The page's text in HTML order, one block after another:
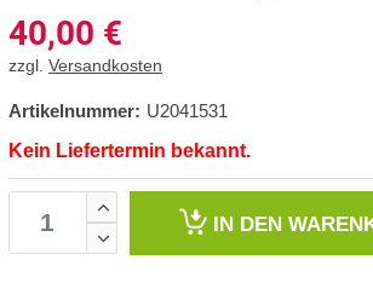
40,00 €
zzgl. Versandkosten
Artikelnummer: U2041531
Kein Liefertermin bekannt.
IN DEN